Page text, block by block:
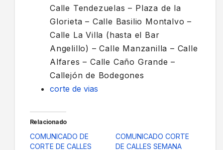
Calle Tendezuelas – Plaza de la
Glorieta – Calle Basilio Montalvo –
Calle La Villa (hasta el Bar
Angelillo) – Calle Manzanilla – Calle
Alfares – Calle Caño Grande –
Callejón de Bodegones
corte de vias
Relacionado
COMUNICADO DE
CORTE DE CALLES
COMUNICADO CORTE
DE CALLES SEMANA